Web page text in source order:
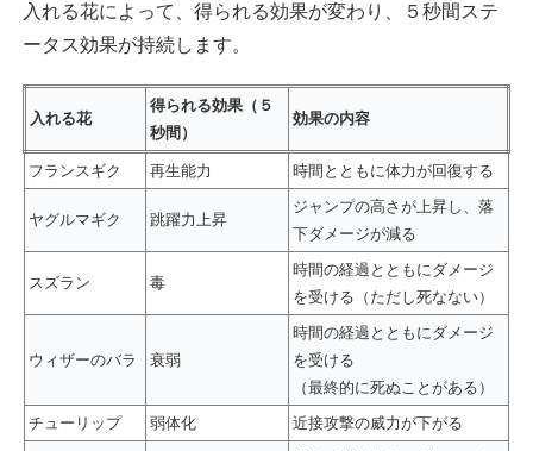
入れる花によって、得られる効果が変わり、５秒間ステ
ータス効果が持続します。
入れる花
得られる効果（５
秒間）
効果の内容
フランスギク 再生能力 時間とともに体力が回復する
ヤグルマギク 跳躍力上昇
ジャンプの高さが上昇し、落
下ダメージが減る
スズラン 毒
時間の経過とともにダメージ
を受ける（ただし死なない）
ウィザーのバラ 衰弱
時間の経過とともにダメージ
を受ける
（最終的に死ぬことがある）
チューリップ
弱体化 近接攻撃の威力が下がる